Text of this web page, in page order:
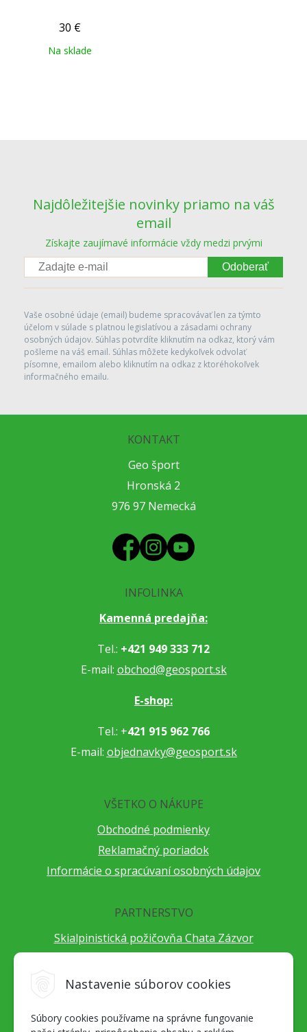
Nastavenie súborov cookies
Súbory cookies používame na správne fungovanie
30 €
Na sklade
Najdôležitejšie novinky priamo na váš
email
Získajte zaujímavé informácie vždy medzi prvými
Odoberať
Vaše osobné údaje (email) budeme spracovávať len za týmto
účelom v súlade s platnou legislatívou a zásadami ochrany
osobných údajov. Súhlas potvrdíte kliknutím na odkaz, ktorý vám
pošleme na váš email. Súhlas môžete kedykoľvek odvolať
písomne, emailom alebo kliknutím na odkaz z ktoréhokoľvek
informačného emailu.
KONTAKT
Geo šport
Hronská 2
976 97 Nemecká
INFOLINKA
Kamenná predajňa:
Tel.: +421 949 333 712
E-mail: obchod@geosport.sk
E-shop:
Tel.: +421 915 962 766
E-mail: objednavky@geosport.sk
VŠETKO O NÁKUPE
Obchodné podmienky
Reklamačný poriadok
Informácie o spracúvaní osobných údajov
PARTNERSTVO
Skialpinistická požičovňa Chata Zázvor
Cestovateľský festival Cestou necestou
Alpenverein Slovensko